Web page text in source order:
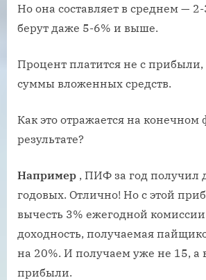
Но она составляет в среднем —
берут даже 5-6% и выше.
Процент платится не с прибыли,
суммы вложенных средств.
Как это отражается на
результате?
Например , ПИФ за год получил
годовых. Отлично! Но с этой
вычесть 3% ежегодной
доходность, получаемая
на 20%. И получаем уже не 15, а
прибыли.